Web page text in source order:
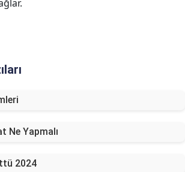
Ne Yapmalı
2024